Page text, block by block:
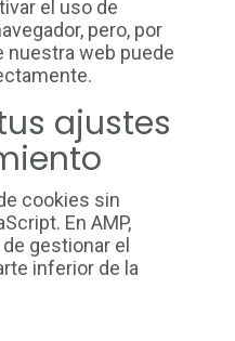
el uso de
pero, por
nuestra web puede
ajustes
cookies sin
En AMP,
gestionar el
inferior de la